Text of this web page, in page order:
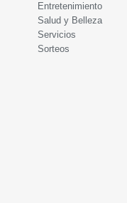
Entretenimiento
Salud y Belleza
Servicios
Sorteos